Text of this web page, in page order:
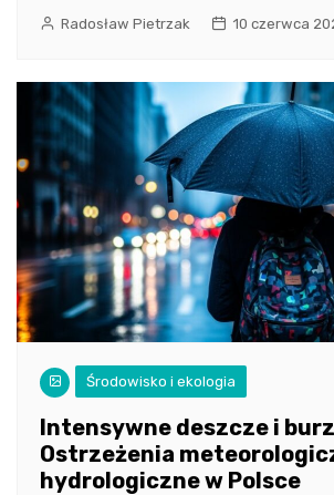
Radosław Pietrzak 10 czerwca
Środowisko i ekologia
Intensywne deszcze i
Ostrzeżenia
hydrologiczne w Polsce